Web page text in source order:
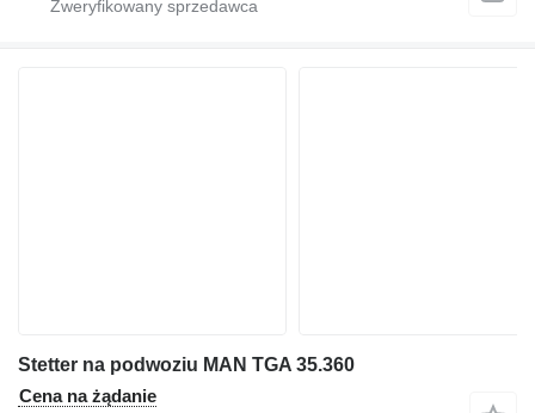
Stetter na podwoziu MAN TGA 35.360
Cena na żądanie